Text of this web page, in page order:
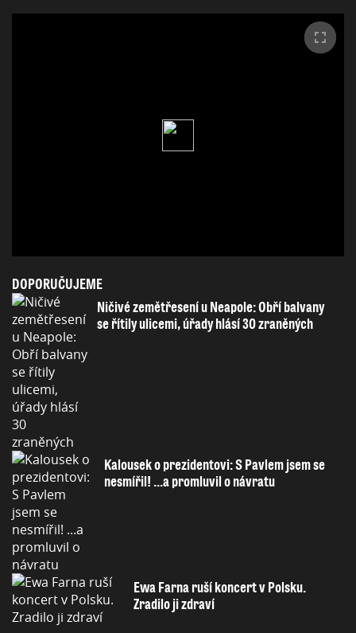
DOPORUČUJEME
Ničivé zemětřesení u Neapole: Obří balvany
se řítily ulicemi, úřady hlásí 30 zraněných
Kalousek o prezidentovi: S Pavlem jsem se
nesmířil! ...a promluvil o návratu
Ewa Farna ruší koncert v Polsku.
Zradilo ji zdraví